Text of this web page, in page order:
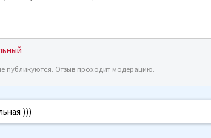
публикуются. Отзыв проходит модерацию.
)))